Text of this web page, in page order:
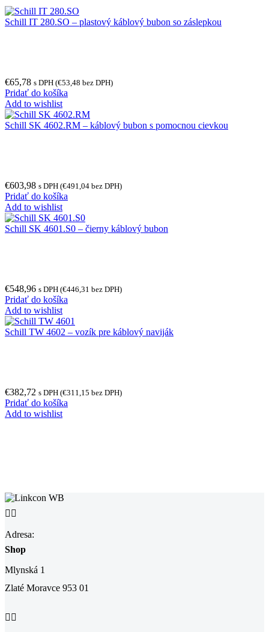
Schill IT 280.SO – plastový káblový bubon so záslepkou
€65,78 s DPH (€53,48 bez DPH)
Pridať do košíka
Add to wishlist
Schill SK 4602.RM – káblový bubon s pomocnou cievkou
€603,98 s DPH (€491,04 bez DPH)
Pridať do košíka
Add to wishlist
Schill SK 4601.S0 – čierny káblový bubon
€548,96 s DPH (€446,31 bez DPH)
Pridať do košíka
Add to wishlist
Schill TW 4602 – vozík pre káblový naviják
€382,72 s DPH (€311,15 bez DPH)
Pridať do košíka
Add to wishlist
 
Adresa:
Shop
Mlynská 1
Zlaté Moravce 953 01
 